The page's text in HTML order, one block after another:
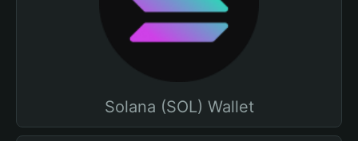
Solana (SOL) Wallet